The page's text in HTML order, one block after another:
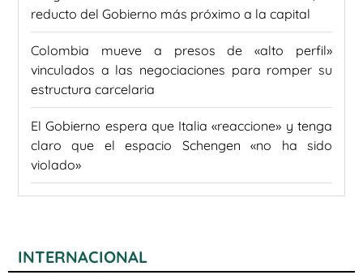
reducto del Gobierno más próximo a la capital
Colombia mueve a presos de «alto perfil»
vinculados a las negociaciones para romper su
estructura carcelaria
El Gobierno espera que Italia «reaccione» y tenga
claro que el espacio Schengen «no ha sido
violado»
INTERNACIONAL